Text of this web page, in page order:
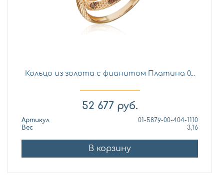
Кольцо из золота с фианитом Платина 0...
52 677 руб.
Артикул
01-5879-00-404-1110
Вес
3,16
В корзину